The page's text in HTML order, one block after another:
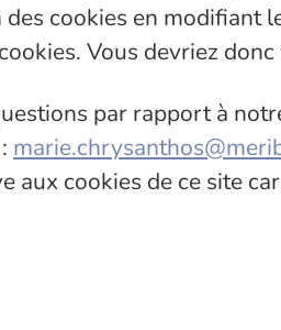
cookies en modifiant
Vous devriez
par rapport à
aux cookies de ce site